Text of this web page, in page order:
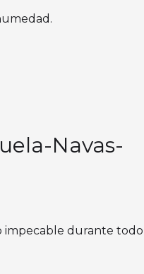
Navas-
impecable durante todo